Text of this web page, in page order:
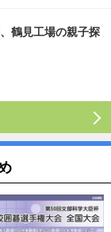
鶴見工場の親子探